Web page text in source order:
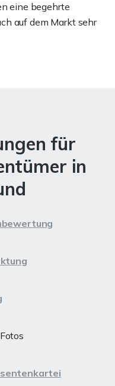
eine begehrte
auf dem Markt sehr
für
in